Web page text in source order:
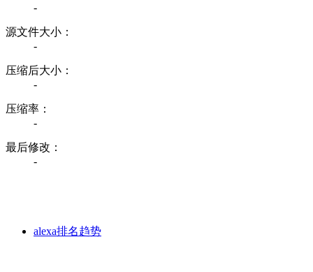
-
源文件大小：
-
压缩后大小：
-
压缩率：
-
最后修改：
-
alexa排名趋势